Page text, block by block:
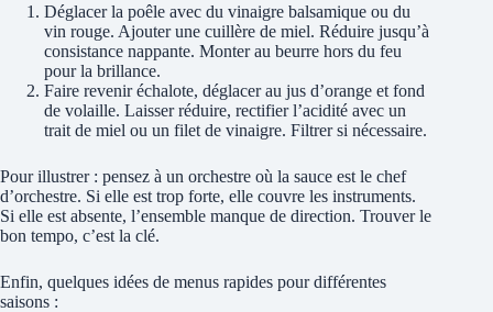
Déglacer la poêle avec du vinaigre balsamique ou du
vin rouge. Ajouter une cuillère de miel. Réduire jusqu’à
consistance nappante. Monter au beurre hors du feu
pour la brillance.
Faire revenir échalote, déglacer au jus d’orange et fond
de volaille. Laisser réduire, rectifier l’acidité avec un
trait de miel ou un filet de vinaigre. Filtrer si nécessaire.
Pour illustrer : pensez à un orchestre où la sauce est le chef
d’orchestre. Si elle est trop forte, elle couvre les instruments.
Si elle est absente, l’ensemble manque de direction. Trouver le
bon tempo, c’est la clé.
Enfin, quelques idées de menus rapides pour différentes
saisons :